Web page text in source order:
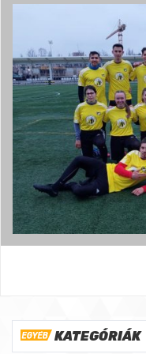
KATEGÓRIÁK